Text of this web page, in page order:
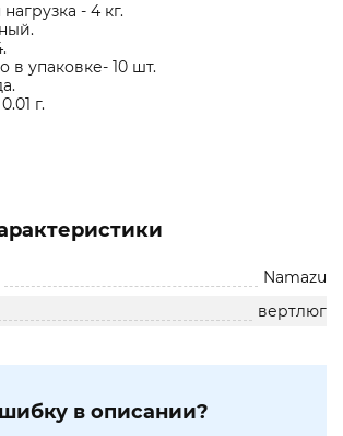
- 4 кг.
в упаковке- 10 шт.
г.
Namazu
вертлюг
в описании?